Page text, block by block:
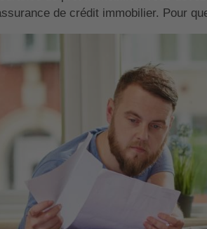
de crédit immobilier. Pour